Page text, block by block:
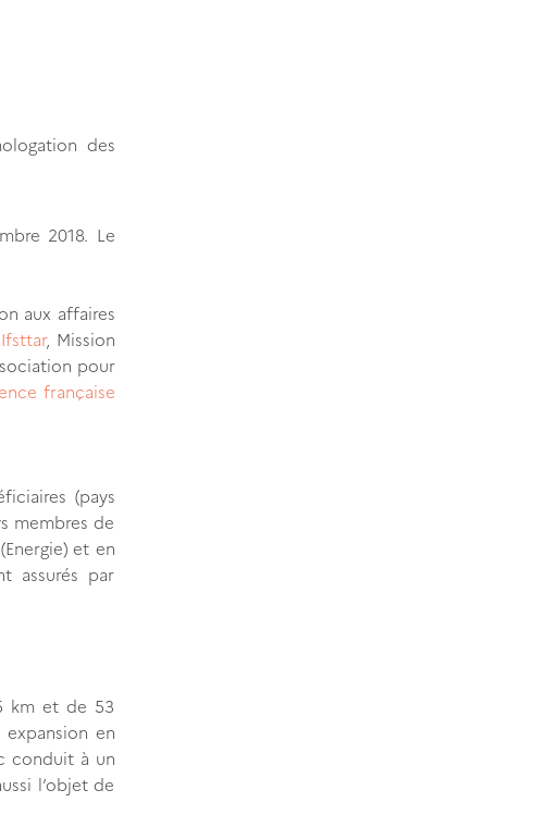
des
2018. Le
aux affaires
Ifsttar, Mission
pour
française
(pays
membres de
et en
assurés par
km et de 53
en
conduit à un
l’objet de